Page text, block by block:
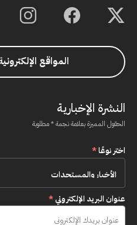
المواقع
النشرة الإخبارية
الحقول المميزة بعلامة نجمة * مطلوبة
اختر نوعًا*
عنوان البريد الإلكتروني*